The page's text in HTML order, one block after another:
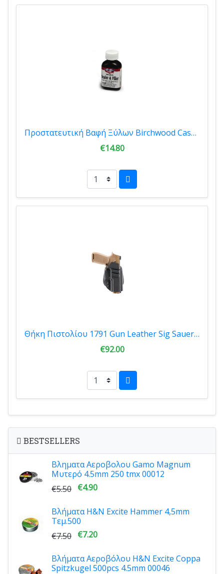
Προστατευτική Βαφή Ξύλων Birchwood Casey Gun Stock Sealer & Filler 90ml 23323
€14.80
Θήκη Πιστολίου 1791 Gun Leather Sig Sauer P320 Tactical Paddle Holster TAC-PDH-OWS-P32
€92.00
BESTSELLERS
Βληματα Αεροβολου Gamo Magnum
Μυτερό 4.5mm 250 tmx 00012
€5.50 €4.90
Βλήματα H&N Excite Hammer 4,5mm
Τεμ.500
€7.50 €7.20
Βλήματα Αεροβόλου H&N Excite Coppa
Spitzkugel 500pcs 4.5mm 00046